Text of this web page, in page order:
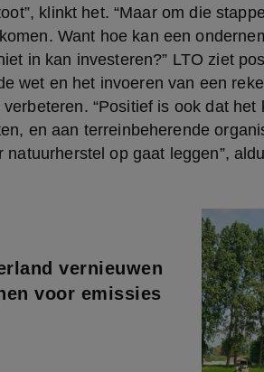
klinkt het. “Maar om die
Want hoe kan een
in kan investeren?” LTO ziet
wet en het invoeren van een
“Positief is ook dat
en aan terreinbeherende
op gaat leggen”,
vernieuwen
voor emissies